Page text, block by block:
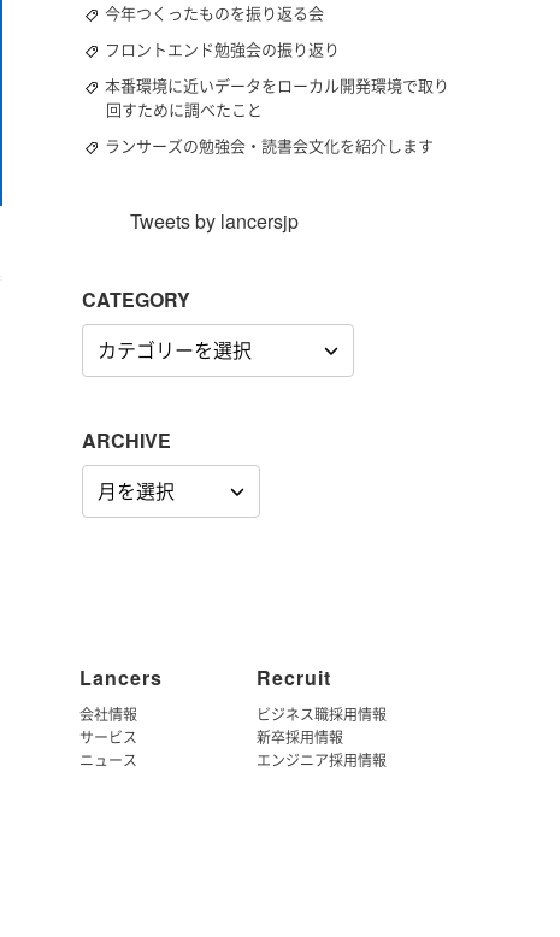
今年つくったものを振り返る会
フロントエンド勉強会の振り返り
本番環境に近いデータをローカル開発環境で取り
回すために調べたこと
ランサーズの勉強会・読書会文化を紹介します
Tweets by lancersjp
CATEGORY
CATEGORY
ARCHIVE
ARCHIVE
Lancers
会社情報
サービス
ニュース
Recruit
ビジネス職採用情報
新卒採用情報
エンジニア採用情報